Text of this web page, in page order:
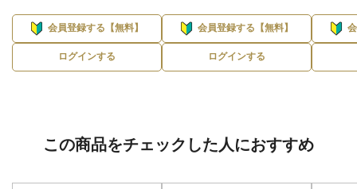
会員登録する【無料】
ログインする
会員登録する【無料】
ログインする
この商品をチェックした人におすすめ